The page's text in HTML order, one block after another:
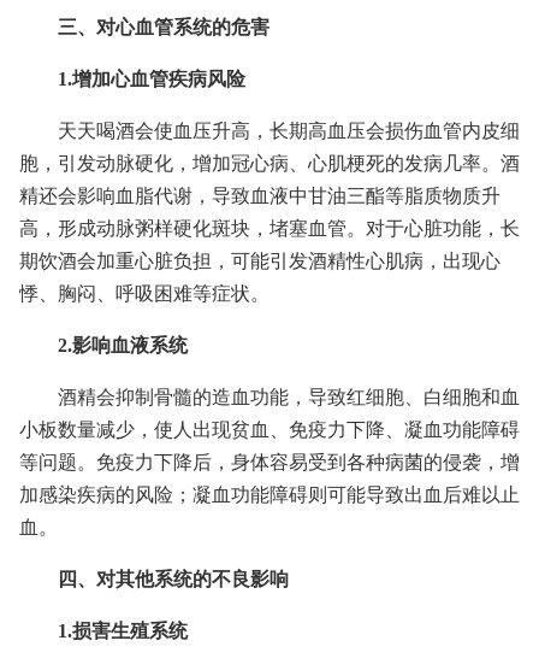
三、对心血管系统的危害
1.增加心血管疾病风险
天天喝酒会使血压升高，长期高血压会损伤血管内皮细
胞，引发动脉硬化，增加冠心病、心肌梗死的发病几率。酒
精还会影响血脂代谢，导致血液中甘油三酯等脂质物质升
高，形成动脉粥样硬化斑块，堵塞血管。对于心脏功能，长
期饮酒会加重心脏负担，可能引发酒精性心肌病，出现心
悸、胸闷、呼吸困难等症状。
2.影响血液系统
酒精会抑制骨髓的造血功能，导致红细胞、白细胞和血
小板数量减少，使人出现贫血、免疫力下降、凝血功能障碍
等问题。免疫力下降后，身体容易受到各种病菌的侵袭，增
加感染疾病的风险；凝血功能障碍则可能导致出血后难以止
血。
四、对其他系统的不良影响
1.损害生殖系统